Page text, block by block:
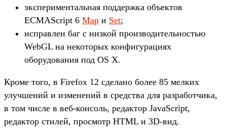
экспериментальная поддержка объектов
ECMAScript 6 Map и Set;
исправлен баг с низкой производительностью
WebGL на некоторых конфигурациях
оборудования под OS X.
Кроме того, в Firefox 12 сделано более 85 мелких
улучшений и изменений в средства для разработчика,
в том числе в веб-консоль, редактор JavaScript,
редактор стилей, просмотр HTML и 3D-вид.